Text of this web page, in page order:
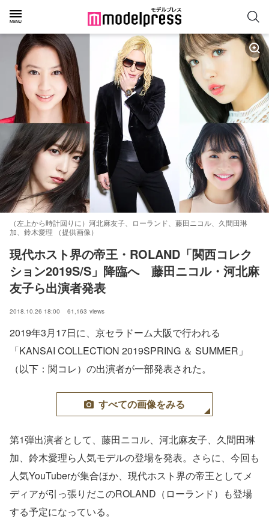
（左上から時計回りに）河北麻友子、ローランド、藤田ニコル、久間田琳
加、鈴木愛理 （提供画像）
現代ホスト界の帝王・ROLAND「関西コレク
ション2019S/S」降臨へ　藤田ニコル・河北麻
友子ら出演者発表
2018.10.26 18:00 61,163 views
2019年3月17日に、京セラドーム大阪で行われる
「KANSAI COLLECTION 2019SPRING ＆ SUMMER」
（以下：関コレ）の出演者が一部発表された。
すべての画像をみる
第1弾出演者として、藤田ニコル、河北麻友子、久間田琳
加、鈴木愛理ら人気モデルの登場を発表。さらに、今回も
人気YouTuberが集合ほか、現代ホスト界の帝王としてメ
ディアが引っ張りだこのROLAND（ローランド）も登場
する予定になっている。